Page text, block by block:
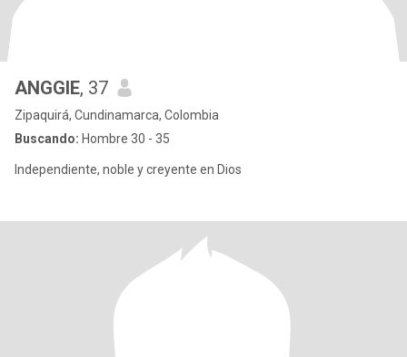
ANGGIE, 37
Zipaquirá, Cundinamarca, Colombia
Buscando: Hombre 30 - 35
Independiente, noble y creyente en Dios